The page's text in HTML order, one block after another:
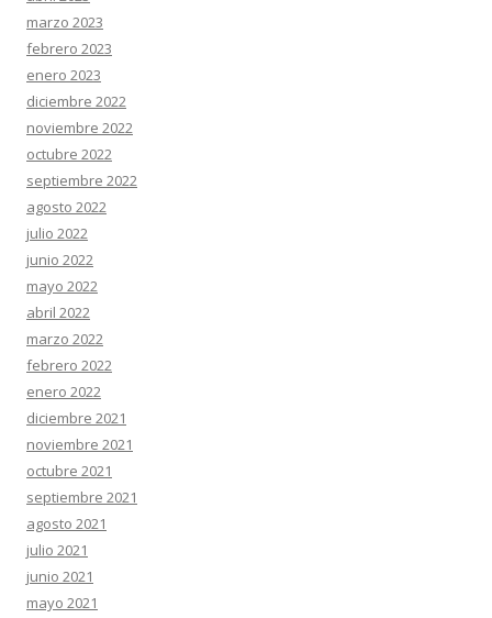
marzo 2023
febrero 2023
enero 2023
diciembre 2022
noviembre 2022
octubre 2022
septiembre 2022
agosto 2022
julio 2022
junio 2022
mayo 2022
abril 2022
marzo 2022
febrero 2022
enero 2022
diciembre 2021
noviembre 2021
octubre 2021
septiembre 2021
agosto 2021
julio 2021
junio 2021
mayo 2021